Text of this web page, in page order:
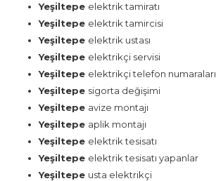
Yeşiltepe elektrik tamiratı
Yeşiltepe elektrik tamircisi
Yeşiltepe elektrik ustası
Yeşiltepe elektrikçi servisi
Yeşiltepe elektrikçi telefon numaraları
Yeşiltepe sigorta değişimi
Yeşiltepe avize montajı
Yeşiltepe aplik montajı
Yeşiltepe elektrik tesisatı
Yeşiltepe elektrik tesisatı yapanlar
Yeşiltepe usta elektrikçi